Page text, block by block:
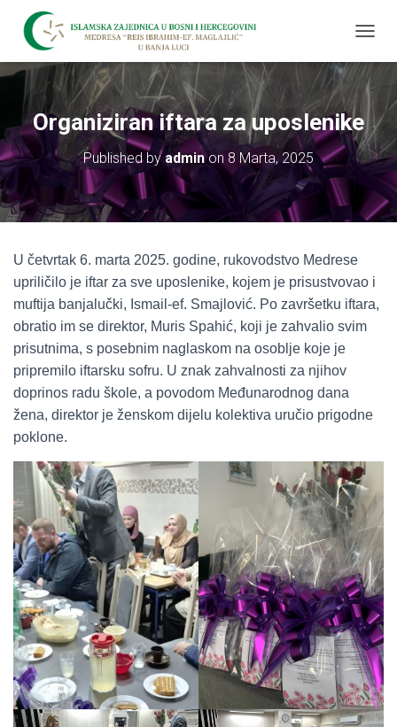
O
G
G
E
N
A
G
O
Organiziran iftara za uposlenike
Published by adminon 8 Marta, 2025
U četvrtak 6. marta 2025. godine, rukovodstvo Medrese
upriličilo je iftar za sve uposlenike, kojem je prisustvovao i
muftija banjalučki, Ismail-ef. Smajlović. Po završetku iftara,
obratio im se direktor, Muris Spahić, koji je zahvalio svim
prisutnima, s posebnim naglaskom na osoblje koje je
pripremilo iftarsku sofru. U znak zahvalnosti za njihov
doprinos radu škole, a povodom Međunarodnog dana
žena, direktor je ženskom dijelu kolektiva uručio prigodne
poklone.